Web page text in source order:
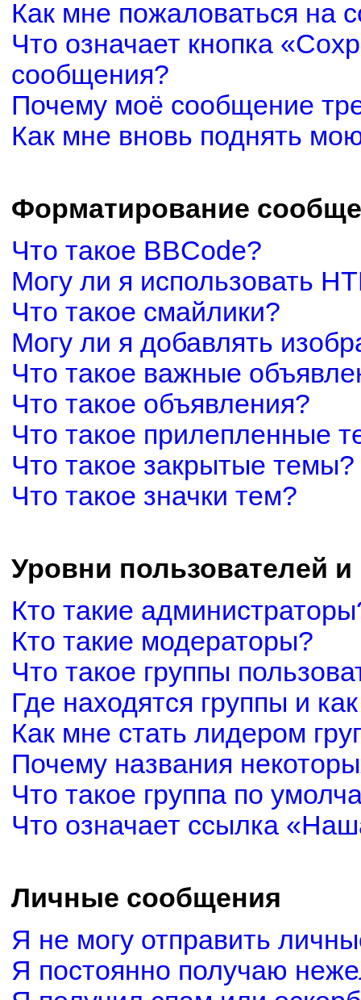
Как мне пожаловаться на
Что означает кнопка
сообщения?
Почему моё сообщение
Как мне вновь поднять
Форматирование
Что такое BBCode?
Могу ли я использовать
Что такое смайлики?
Могу ли я добавлять
Что такое важные
Что такое объявления?
Что такое прилепленные
Что такое закрытые темы?
Что такое значки тем?
Уровни пользователей
Кто такие
Кто такие модераторы?
Что такое группы
Где находятся группы и
Как мне стать лидером
Почему названия
Что такое группа по
Что означает ссылка
Личные сообщения
Я не могу отправить
Я постоянно получаю